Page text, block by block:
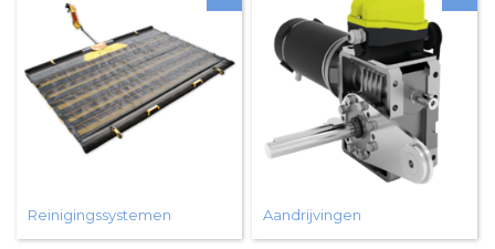
Reinigingssystemen Aandrijvingen